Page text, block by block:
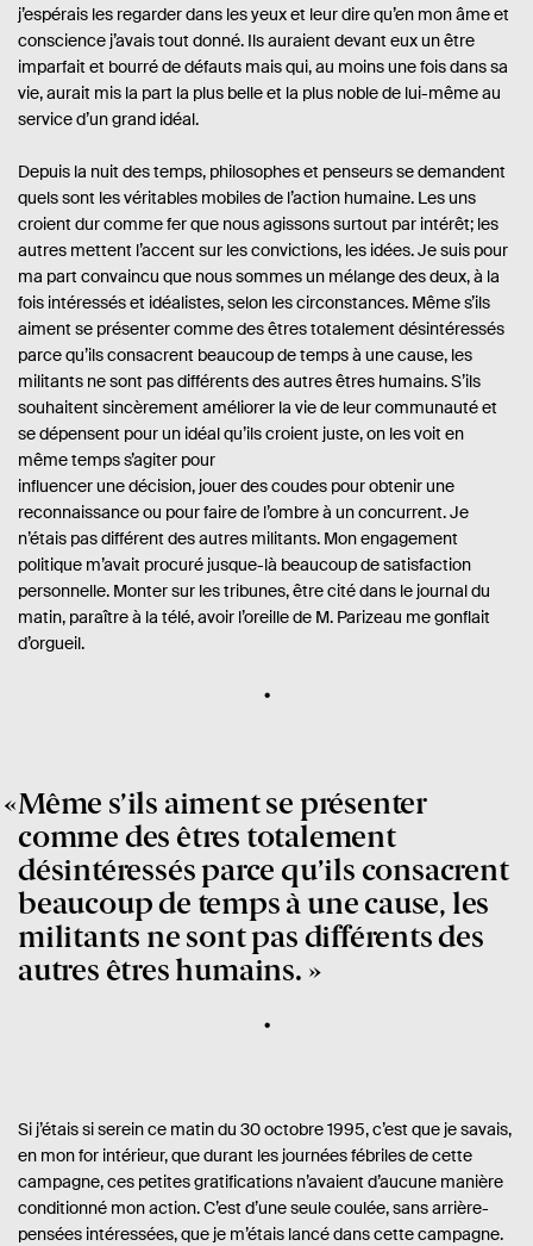
j’espérais les regarder dans les yeux et leur dire qu’en mon âme et
conscience j’avais tout donné. Ils auraient devant eux un être
imparfait et bourré de défauts mais qui, au moins une fois dans sa
vie, aurait mis la part la plus belle et la plus noble de lui-même au
service d’un grand idéal.
Depuis la nuit des temps, philosophes et penseurs se demandent
quels sont les véritables mobiles de l’action humaine. Les uns
croient dur comme fer que nous agissons surtout par intérêt; les
autres mettent l’accent sur les convictions, les idées. Je suis pour
ma part convaincu que nous sommes un mélange des deux, à la
fois intéressés et idéalistes, selon les circonstances. Même s’ils
aiment se présenter comme des êtres totalement désintéressés
parce qu’ils consacrent beaucoup de temps à une cause, les
militants ne sont pas différents des autres êtres humains. S’ils
souhaitent sincèrement améliorer la vie de leur communauté et
se dépensent pour un idéal qu’ils croient juste, on les voit en
même temps s’agiter pour
influencer une décision, jouer des coudes pour obtenir une
reconnaissance ou pour faire de l’ombre à un concurrent. Je
n’étais pas différent des autres militants. Mon engagement
politique m’avait procuré jusque-là beaucoup de satisfaction
personnelle. Monter sur les tribunes, être cité dans le journal du
matin, paraître à la télé, avoir l’oreille de M. Parizeau me gonflait
d’orgueil.
Même s’ils aiment se présenter
comme des êtres totalement
désintéressés parce qu’ils consacrent
beaucoup de temps à une cause, les
militants ne sont pas différents des
autres êtres humains.
Si j’étais si serein ce matin du 30 octobre 1995, c’est que je savais,
en mon for intérieur, que durant les journées fébriles de cette
campagne, ces petites gratifications n’avaient d’aucune manière
conditionné mon action. C’est d’une seule coulée, sans arrière-
pensées intéressées, que je m’étais lancé dans cette campagne.